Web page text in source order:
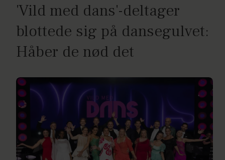
'Vild med dans'-deltager
blottede sig på dansegulvet:
Håber de nød det